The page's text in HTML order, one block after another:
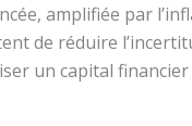
amplifiée par
de réduire
un capital